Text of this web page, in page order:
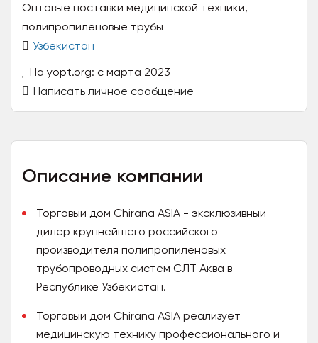
Оптовые поставки медицинской техники,
полипропиленовые трубы
Узбекистан
На yopt.org: с марта 2023
Написать личное сообщение
Описание компании
Торговый дом Chirana ASIA - эксклюзивный
дилер крупнейшего российского
производителя полипропиленовых
трубопроводных систем СЛT Аква в
Республике Узбекистан.
Торговый дом Chirana ASIA реализует
медицинскую технику профессионального и